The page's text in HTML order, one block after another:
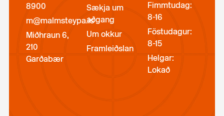
8900
m@malmsteypa.is
Miðhraun 6,
210
Garðabær
Sækja um
aðgang
Um okkur
Framleiðslan
Fimmtudag:
8-16
Föstudagur:
8-15
Helgar:
Lokað